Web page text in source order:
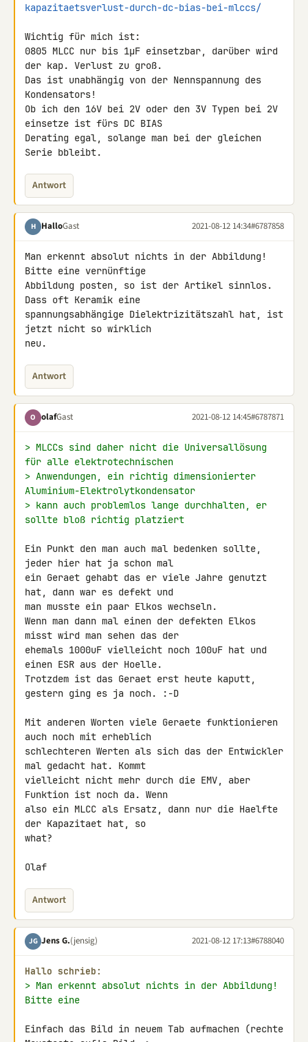
kapazitaetsverlust-durch-dc-bias-bei-mlccs/
Wichtig für mich ist:
0805 MLCC nur bis 1µF einsetzbar, darüber wird
der kap. Verlust zu groß.
Das ist unabhängig von der Nennspannung des
Kondensators!
Ob ich den 16V bei 2V oder den 3V Typen bei 2V
einsetze ist fürs DC BIAS
Derating egal, solange man bei der gleichen
Serie bbleibt.
Antwort
H HalloGast 2021-08-12 14:34#6787858
Man erkennt absolut nichts in der Abbildung!
Bitte eine vernünftige
Abbildung posten, so ist der Artikel sinnlos.
Dass oft Keramik eine
spannungsabhängige Dielektrizitätszahl hat, ist
jetzt nicht so wirklich
neu.
Antwort
O olafGast 2021-08-12 14:45#6787871
> MLCCs sind daher nicht die Universallösung
für alle elektrotechnischen
> Anwendungen, ein richtig dimensionierter
Aluminium-Elektrolytkondensator
> kann auch problemlos lange durchhalten, er
sollte bloß richtig platziert
Ein Punkt den man auch mal bedenken sollte,
jeder hier hat ja schon mal
ein Geraet gehabt das er viele Jahre genutzt
hat, dann war es defekt und
man musste ein paar Elkos wechseln.
Wenn man dann mal einen der defekten Elkos
misst wird man sehen das der
ehemals 1000uF vielleicht noch 100uF hat und
einen ESR aus der Hoelle.
Trotzdem ist das Geraet erst heute kaputt,
gestern ging es ja noch. :-D
Mit anderen Worten viele Geraete funktionieren
auch noch mit erheblich
schlechteren Werten als sich das der Entwickler
mal gedacht hat. Kommt
vielleicht nicht mehr durch die EMV, aber
Funktion ist noch da. Wenn
also ein MLCC als Ersatz, dann nur die Haelfte
der Kapazitaet hat, so
what?
Olaf
Antwort
JG Jens G.(jensig) 2021-08-12 17:13#6788040
Hallo schrieb:
> Man erkennt absolut nichts in der Abbildung!
Bitte eine
Einfach das Bild in neuem Tab aufmachen (rechte